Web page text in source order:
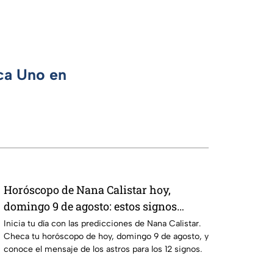
Uno en
Horóscopo de Nana Calistar hoy,
domingo 9 de agosto: estos signos
tendrán ingresos extra
Inicia tu día con las predicciones de Nana Calistar.
Checa tu horóscopo de hoy, domingo 9 de agosto, y
conoce el mensaje de los astros para los 12 signos.